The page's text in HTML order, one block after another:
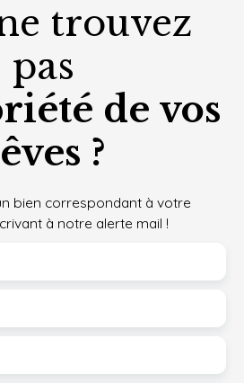
trouvez
pas
de vos
?
bien correspondant à votre
à notre alerte mail !